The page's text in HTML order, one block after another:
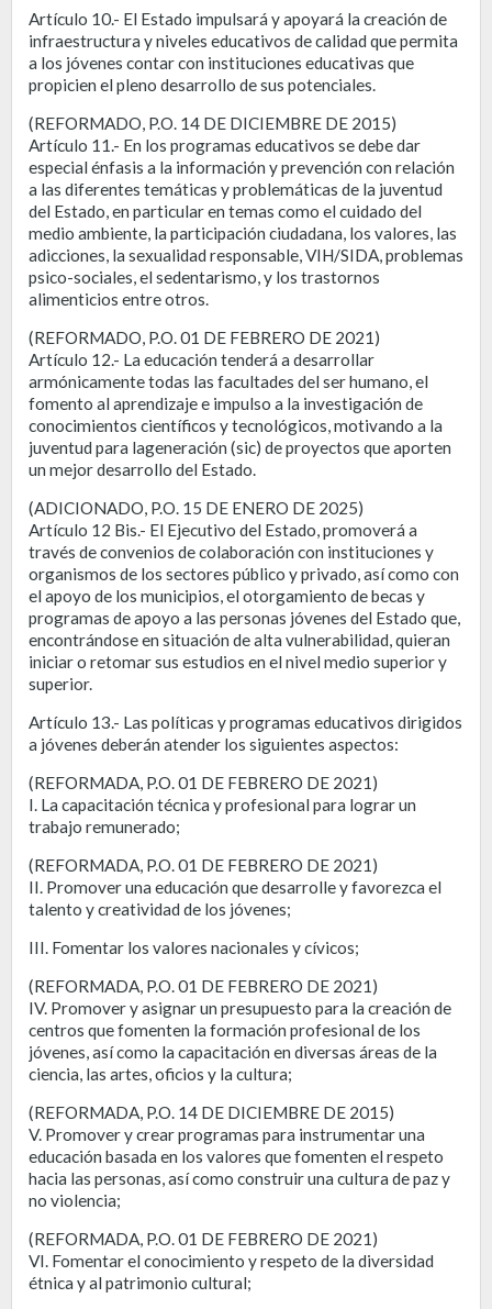
Artículo 10.- El Estado impulsará y apoyará la creación de
infraestructura y niveles educativos de calidad que permita
a los jóvenes contar con instituciones educativas que
propicien el pleno desarrollo de sus potenciales.
(REFORMADO, P.O. 14 DE DICIEMBRE DE 2015)
Artículo 11.- En los programas educativos se debe dar
especial énfasis a la información y prevención con relación
a las diferentes temáticas y problemáticas de la juventud
del Estado, en particular en temas como el cuidado del
medio ambiente, la participación ciudadana, los valores, las
adicciones, la sexualidad responsable, VIH/SIDA, problemas
psico-sociales, el sedentarismo, y los trastornos
alimenticios entre otros.
(REFORMADO, P.O. 01 DE FEBRERO DE 2021)
Artículo 12.- La educación tenderá a desarrollar
armónicamente todas las facultades del ser humano, el
fomento al aprendizaje e impulso a la investigación de
conocimientos científicos y tecnológicos, motivando a la
juventud para lageneración (sic) de proyectos que aporten
un mejor desarrollo del Estado.
(ADICIONADO, P.O. 15 DE ENERO DE 2025)
Artículo 12 Bis.- El Ejecutivo del Estado, promoverá a
través de convenios de colaboración con instituciones y
organismos de los sectores público y privado, así como con
el apoyo de los municipios, el otorgamiento de becas y
programas de apoyo a las personas jóvenes del Estado que,
encontrándose en situación de alta vulnerabilidad, quieran
iniciar o retomar sus estudios en el nivel medio superior y
superior.
Artículo 13.- Las políticas y programas educativos dirigidos
a jóvenes deberán atender los siguientes aspectos:
(REFORMADA, P.O. 01 DE FEBRERO DE 2021)
I. La capacitación técnica y profesional para lograr un
trabajo remunerado;
(REFORMADA, P.O. 01 DE FEBRERO DE 2021)
II. Promover una educación que desarrolle y favorezca el
talento y creatividad de los jóvenes;
III. Fomentar los valores nacionales y cívicos;
(REFORMADA, P.O. 01 DE FEBRERO DE 2021)
IV. Promover y asignar un presupuesto para la creación de
centros que fomenten la formación profesional de los
jóvenes, así como la capacitación en diversas áreas de la
ciencia, las artes, oficios y la cultura;
(REFORMADA, P.O. 14 DE DICIEMBRE DE 2015)
V. Promover y crear programas para instrumentar una
educación basada en los valores que fomenten el respeto
hacia las personas, así como construir una cultura de paz y
no violencia;
(REFORMADA, P.O. 01 DE FEBRERO DE 2021)
VI. Fomentar el conocimiento y respeto de la diversidad
étnica y al patrimonio cultural;